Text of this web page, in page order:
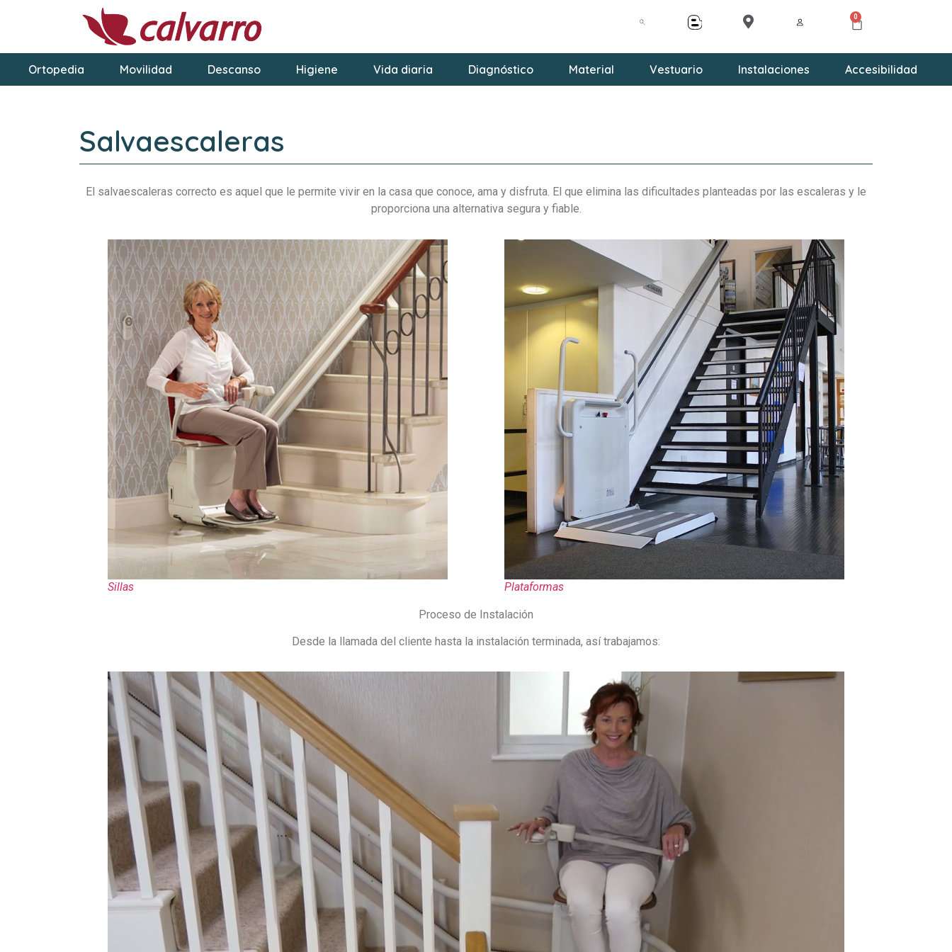
0
Ortopedia Movilidad Descanso Higiene Vida diaria Diagnóstico Material Vestuario Instalaciones Accesibilidad
Salvaescaleras
El salvaescaleras correcto es aquel que le permite vivir en la casa que conoce, ama y disfruta. El que elimina las dificultades planteadas por las escaleras y le
proporciona una alternativa segura y fiable.
Sillas Plataformas
Proceso de Instalación
Desde la llamada del cliente hasta la instalación terminada, así trabajamos: